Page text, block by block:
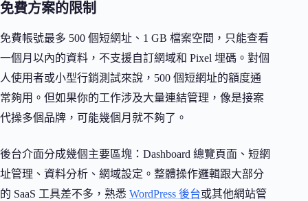
免費方案的限制
免費帳號最多 500 個短網址、1 GB 檔案空間，只能查看
一個月以內的資料，不支援自訂網域和 Pixel 埋碼。對個
人使用者或小型行銷測試來說，500 個短網址的額度通
常夠用。但如果你的工作涉及大量連結管理，像是接案
代操多個品牌，可能幾個月就不夠了。
後台介面分成幾個主要區塊：Dashboard 總覽頁面、短網
址管理、資料分析、網域設定。整體操作邏輯跟大部分
的 SaaS 工具差不多，熟悉 WordPress 後台或其他網站管